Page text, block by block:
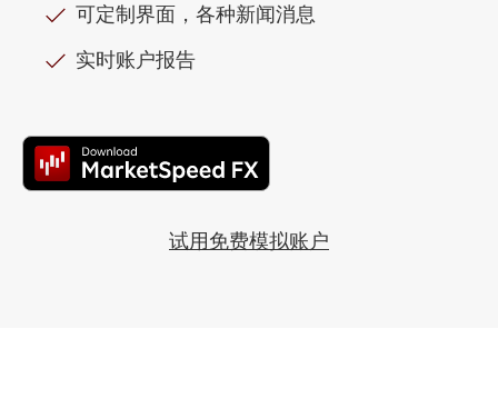
可定制界面，各种新闻消息
实时账户报告
试用免费模拟账户